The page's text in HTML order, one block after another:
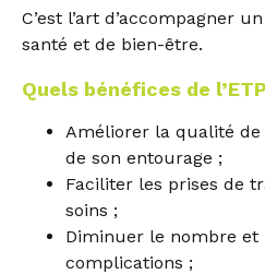
C’est l’art d’accompagner
santé et de bien-être.
Quels bénéfices de
Améliorer la qualité de
de son entourage ;
Faciliter les prises de
soins ;
Diminuer le nombre et
complications ;